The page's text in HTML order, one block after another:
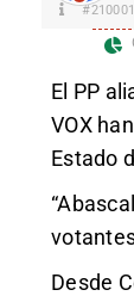
El PP
VOX
Estado
Desde